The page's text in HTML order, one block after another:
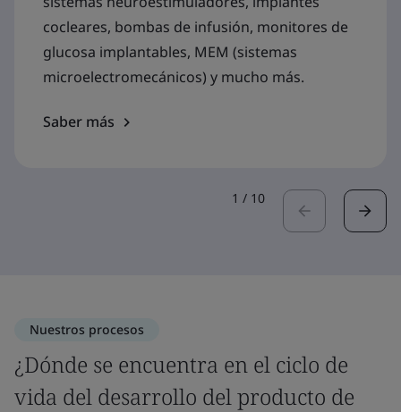
cocleares, bombas de infusión, monitores de
glucosa implantables, MEM (sistemas
microelectromecánicos) y mucho más.
Saber más
1 / 10
Nuestros procesos
¿Dónde se encuentra en el ciclo de
vida del desarrollo del producto de